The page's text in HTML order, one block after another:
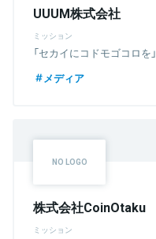
UUUM株式会社
ミッション
「セカイにコドモゴコロを」
メディア
株式会社CoinOtaku
ミッション